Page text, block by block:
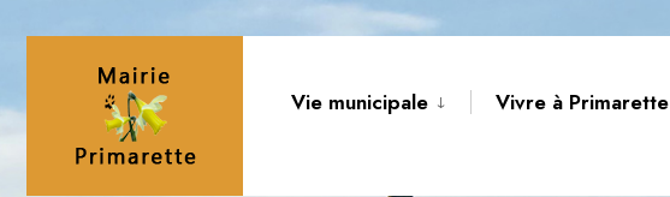
Vie municipale Vivre à Primarette